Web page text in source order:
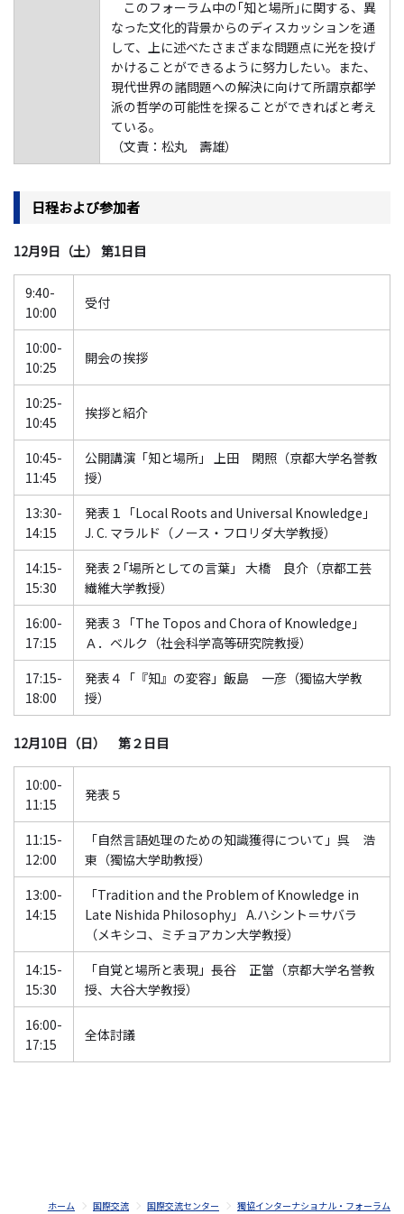
このフォーラム中の｢知と場所｣に関する、異
なった文化的背景からのディスカッションを通
して、上に述べたさまざまな問題点に光を投げ
かけることができるように努力したい。また、
現代世界の諸問題への解決に向けて所謂京都学
派の哲学の可能性を探ることができればと考え
ている。
（文責：松丸 壽雄）
日程および参加者
12月9日（土） 第1日目
9:40-
10:00
受付
10:00-
10:25
開会の挨拶
10:25-
10:45
挨拶と紹介
10:45-
11:45
公開講演「知と場所」 上田 閑照（京都大学名誉教
授）
13:30-
14:15
発表１「Local Roots and Universal Knowledge」
J. C. マラルド（ノース・フロリダ大学教授）
14:15-
15:30
発表２｢場所としての言葉」 大橋 良介（京都工芸
繊維大学教授）
16:00-
17:15
発表３「The Topos and Chora of Knowledge」
Ａ．ベルク（社会科学高等研究院教授）
17:15-
18:00
発表４「『知』の変容」飯島 一彦（獨協大学教
授）
12月10日（日） 第２日目
10:00-
11:15
発表５
11:15-
12:00
「自然言語処理のための知識獲得について」呉 浩
東（獨協大学助教授）
13:00-
14:15
「Tradition and the Problem of Knowledge in
Late Nishida Philosophy」 A.ハシント＝サバラ
（メキシコ、ミチョアカン大学教授）
14:15-
15:30
「自覚と場所と表現」長谷 正當（京都大学名誉教
授、大谷大学教授）
16:00-
17:15
全体討議
ホーム 国際交流 国際交流センター 獨協インターナショナル・フォーラム